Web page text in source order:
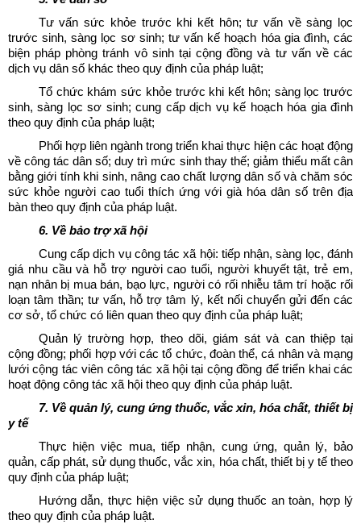
Tư vấn sức khỏe trước khi kết hôn; tư vấn về sàng lọc
trước sinh, sàng lọc sơ sinh; tư vấn kế hoạch hóa gia đình, các
biện pháp phòng tránh vô sinh tại cộng đồng và tư vấn về các
dịch vụ dân số khác theo quy định của pháp luật;
Tổ chức khám sức khỏe trước khi kết hôn; sàng lọc trước
sinh, sàng lọc sơ sinh; cung cấp dịch vụ kế hoạch hóa gia đình
theo quy định của pháp luật;
Phối hợp liên ngành trong triển khai thực hiện các hoạt động
về công tác dân số; duy trì mức sinh thay thế; giảm thiểu mất cân
bằng giới tính khi sinh, nâng cao chất lượng dân số và chăm sóc
sức khỏe người cao tuổi thích ứng với già hóa dân số trên địa
bàn theo quy định của pháp luật.
6. Về bảo trợ xã hội
Cung cấp dịch vụ công tác xã hội: tiếp nhận, sàng lọc, đánh
giá nhu cầu và hỗ trợ người cao tuổi, người khuyết tật, trẻ em,
nạn nhân bị mua bán, bạo lực, người có rối nhiễu tâm trí hoặc rối
loạn tâm thần; tư vấn, hỗ trợ tâm lý, kết nối chuyển gửi đến các
cơ sở, tổ chức có liên quan theo quy định của pháp luật;
Quản lý trường hợp, theo dõi, giám sát và can thiệp tại
cộng đồng; phối hợp với các tổ chức, đoàn thể, cá nhân và mạng
lưới cộng tác viên công tác xã hội tại cộng đồng để triển khai các
hoạt động công tác xã hội theo quy định của pháp luật.
7. Về quản lý, cung ứng thuốc, vắc xin, hóa chất, thiết bị
y tế
Thực hiện việc mua, tiếp nhận, cung ứng, quản lý, bảo
quản, cấp phát, sử dụng thuốc, vắc xin, hóa chất, thiết bị y tế theo
quy định của pháp luật;
Hướng dẫn, thực hiện việc sử dụng thuốc an toàn, hợp lý
theo quy định của pháp luật.